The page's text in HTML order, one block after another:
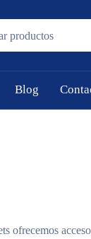
Blog
ofrecemos